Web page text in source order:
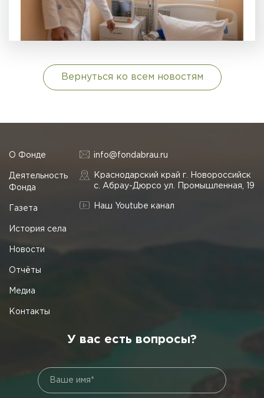
Вернуться ко всем новостям
О Фонде
Деятельность
Фонда
Газета
История села
Новости
Отчёты
Медиа
Контакты
info@fondabrau.ru
Краснодарский край г. Новороссийск
с. Абрау-Дюрсо ул. Промышленная, 19
Наш Youtube канал
У вас есть вопросы?
Ваше имя*